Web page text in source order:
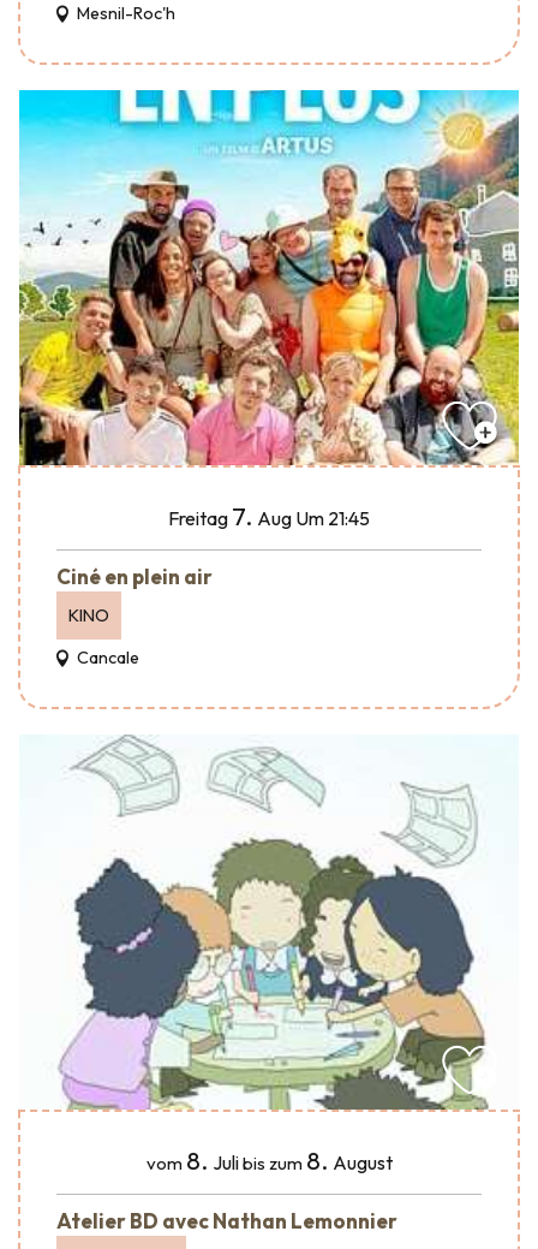
Mesnil-Roc'h
Freitag 7. Aug Um 21:45
Ciné en plein air
KINO
Cancale
vom 8. Julibis zum 8. August
Atelier BD avec Nathan Lemonnier